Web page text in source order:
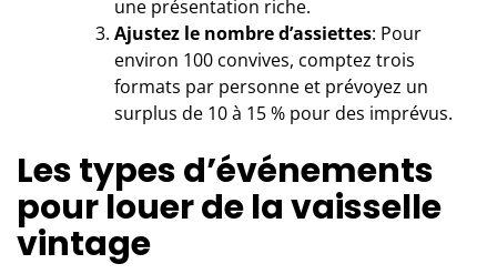
une présentation riche.
Ajustez le nombre d’assiettes: Pour
environ 100 convives, comptez trois
formats par personne et prévoyez un
surplus de 10 à 15 % pour des imprévus.
Les types d’événements
pour louer de la vaisselle
vintage